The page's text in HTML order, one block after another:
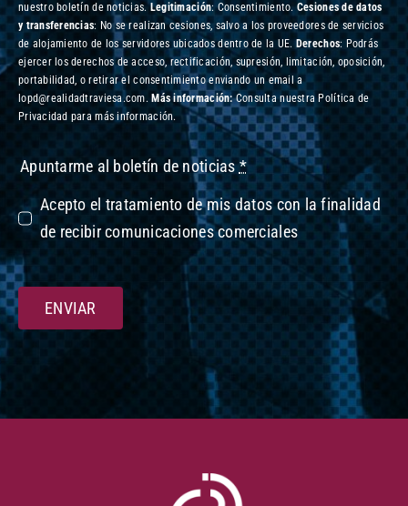
nuestro boletín de noticias.Legitimación: Consentimiento.Cesiones de datos
y transferencias: No se realizan cesiones, salvo a los proveedores de servicios
de alojamiento de los servidores ubicados dentro de la UE. Derechos: Podrás
ejercer los derechos de acceso, rectificación, supresión, limitación, oposición,
portabilidad, o retirar el consentimiento enviando un email a
lopd@realidadtraviesa.com. Más información:Consulta nuestra Política de
Privacidad para más información.
Apuntarme al boletín de noticias*
Acepto el tratamiento de mis datos con la finalidad
de recibir comunicaciones comerciales
ENVIAR